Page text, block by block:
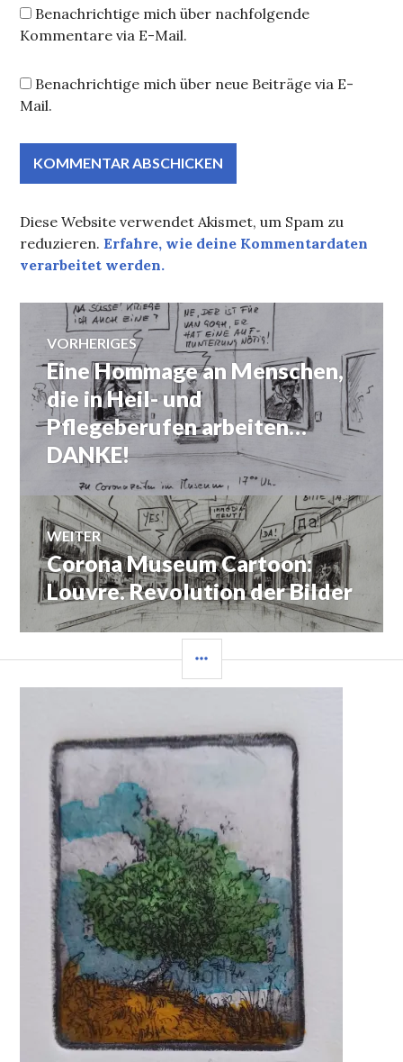
Benachrichtige mich über nachfolgende
Kommentare via E-Mail.
Benachrichtige mich über neue Beiträge via E-
Mail.
Diese Website verwendet Akismet, um Spam zu
reduzieren.Erfahre, wie deine Kommentardaten
verarbeitet werden.
Beitragsnavigation
VORHERIGES
Vorheriger
Beitrag:
Eine Hommage an Menschen,
die in Heil- und
Pflegeberufen arbeiten…
DANKE!
WEITER
Nächster
Beitrag:
Corona Museum Cartoon:
Louvre. Revolution der Bilder